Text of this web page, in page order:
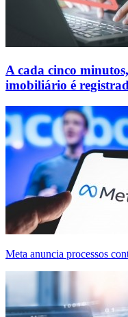
A cada cinco
imobiliário é
Meta anuncia processos